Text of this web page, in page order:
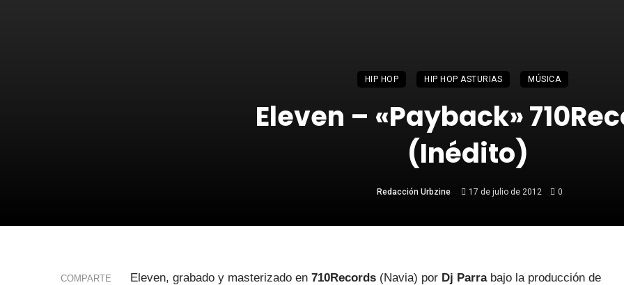
HIP HOP HIP HOP ASTURIAS MÚSICA
Eleven – «Payback»
(Inédito)
Redacción Urbzine 17 de julio de 2012 0
COMPARTE Eleven, grabado y masterizado en 710Records (Navia) por Dj Parra bajo la producción de